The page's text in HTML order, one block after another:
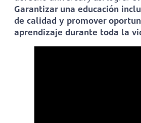
Garantizar una educación
de calidad y promover
aprendizaje durante toda la